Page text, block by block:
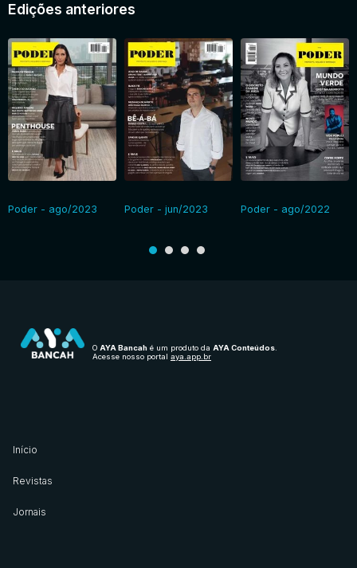
Edições anteriores
Poder - ago/2023 Poder - jun/2023 Poder - ago/2022
O AYA Bancah é um produto da AYA Conteúdos
Acesse nosso portal aya.app.br
Início
Revistas
Jornais